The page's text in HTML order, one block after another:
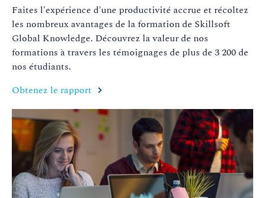
Faites l'expérience d'une productivité accrue et récoltez
les nombreux avantages de la formation de Skillsoft
Global Knowledge. Découvrez la valeur de nos
formations à travers les témoignages de plus de 3 200 de
nos étudiants.
Obtenez le rapport